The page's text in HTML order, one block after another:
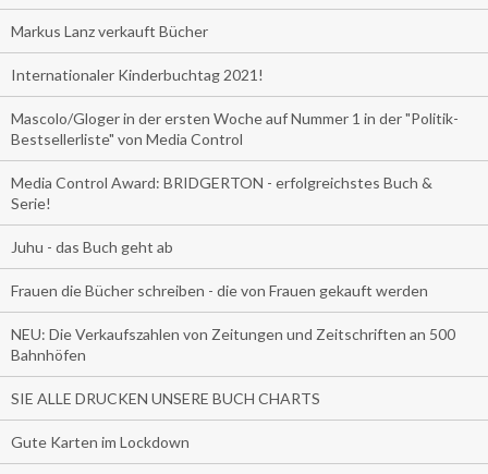
Markus Lanz verkauft Bücher
Internationaler Kinderbuchtag 2021!
Mascolo/Gloger in der ersten Woche auf Nummer 1 in der "Politik-
Bestsellerliste" von Media Control
Media Control Award: BRIDGERTON - erfolgreichstes Buch &
Serie!
Juhu - das Buch geht ab
Frauen die Bücher schreiben - die von Frauen gekauft werden
NEU: Die Verkaufszahlen von Zeitungen und Zeitschriften an 500
Bahnhöfen
SIE ALLE DRUCKEN UNSERE BUCH CHARTS
Gute Karten im Lockdown